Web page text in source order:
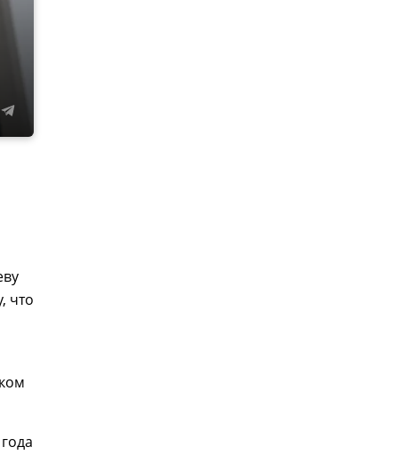
что